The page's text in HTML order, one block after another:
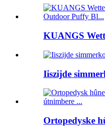
KUANGS
Iiszijde
Ortopedyske